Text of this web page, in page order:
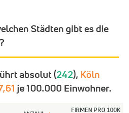
Städten gibt es die
absolut (242), Köln
je 100.000 Einwohner.
FIRMEN PRO 100K